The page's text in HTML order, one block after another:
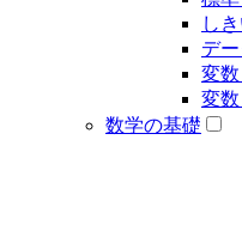
し
デ
変
変
数学の基礎